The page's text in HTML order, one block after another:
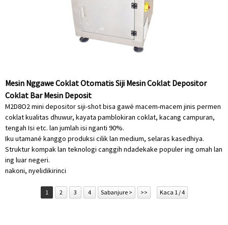
Mesin Nggawe Coklat Otomatis Siji Mesin Coklat Depositor
Coklat Bar Mesin Deposit
M2D8O2 mini depositor siji-shot bisa gawé macem-macem jinis permen
coklat kualitas dhuwur, kayata pamblokiran coklat, kacang campuran,
tengah Isi etc. lan jumlah isi nganti 90%.
Iku utamané kanggo produksi cilik lan medium, selaras kasedhiya.
Struktur kompak lan teknologi canggih ndadekake populer ing omah lan
ing luar negeri.
nakoni, nyelidikirinci
1 2 3 4 Sabanjure > >> Kaca 1 / 4